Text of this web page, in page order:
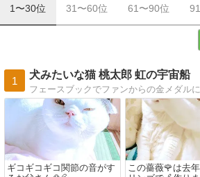
1〜30位 31〜60位 61〜90位
1
犬みたいな猫 桃太郎 虹の宇宙船
ギコギコギコ関節の音がす
この薔薇🌹は去